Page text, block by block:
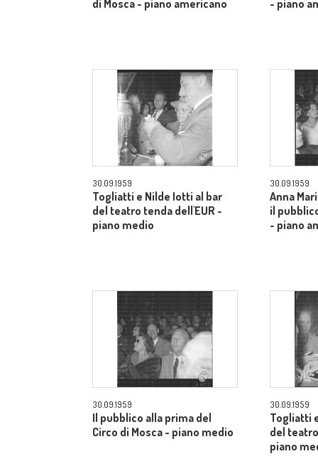
di Mosca - piano americano - piano
30.09.1959
Togliatti e Nilde Iotti al bar
del teatro tenda dell'EUR -
piano medio
30.09.1959
Anna
il
- piano
30.09.1959
Il pubblico alla prima del
Circo di Mosca - piano medio
30.09.1959
Togliatti
del
piano